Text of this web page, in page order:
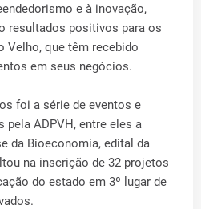
e à inovação,
resultados positivos para os
Velho, que têm recebido
em seus negócios.
foi a série de eventos e
ADPVH, entre eles a
da Bioeconomia, edital da
na inscrição de 32 projetos
do estado em 3º lugar de